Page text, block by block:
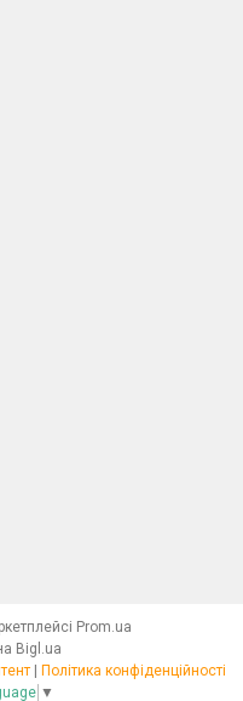
Prom.ua
Bigl.ua
| Політика конфіденційності
▼